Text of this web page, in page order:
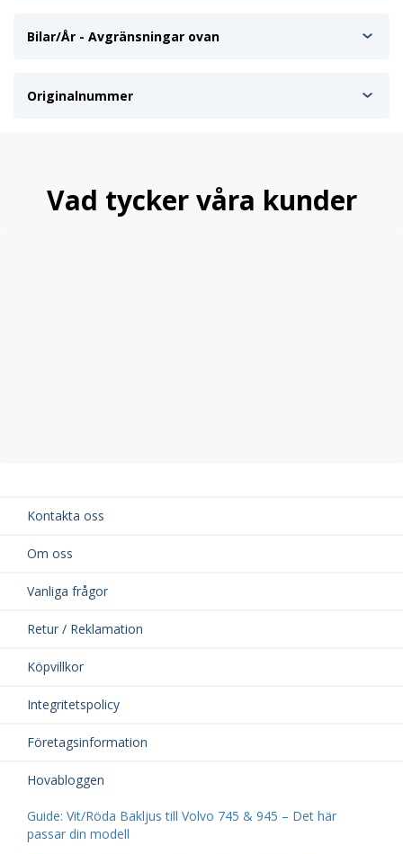
Bilar/År - Avgränsningar ovan
Originalnummer
Vad tycker våra kunder
Kontakta oss
Om oss
Vanliga frågor
Retur / Reklamation
Köpvillkor
Integritetspolicy
Företagsinformation
Hovabloggen
Guide: Vit/Röda Bakljus till Volvo 745 & 945 – Det här
passar din modell